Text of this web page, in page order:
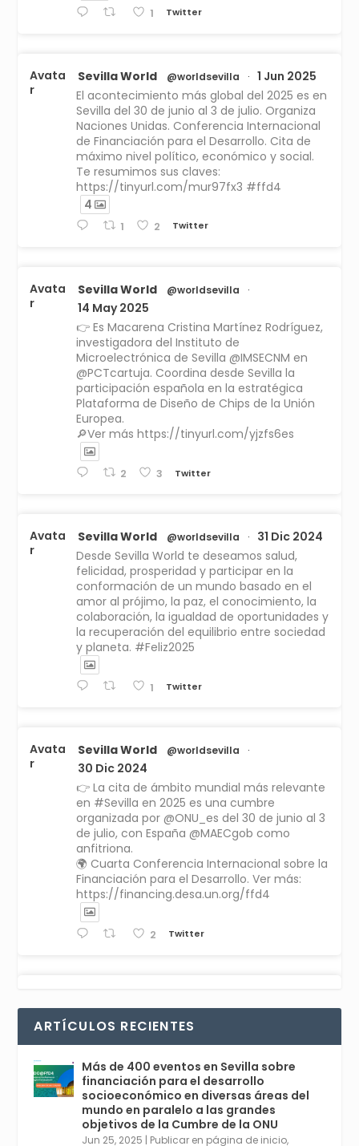
1 Twitter
Avata
r
Sevilla World @worldsevilla ·
1 Jun 2025
El acontecimiento más global del 2025 es en
Sevilla del 30 de junio al 3 de julio. Organiza
Naciones Unidas. Conferencia Internacional
de Financiación para el Desarrollo. Cita de
máximo nivel político, económico y social.
Te resumimos sus claves:
https://tinyurl.com/mur97fx3 #ffd4
4
1 2 Twitter
Avata
r
Sevilla World @worldsevilla ·
14 May 2025
👉 Es Macarena Cristina Martínez Rodríguez,
investigadora del Instituto de
Microelectrónica de Sevilla @IMSECNM en
@PCTcartuja. Coordina desde Sevilla la
participación española en la estratégica
Plataforma de Diseño de Chips de la Unión
Europea.
🔎Ver más https://tinyurl.com/yjzfs6es
2 3 Twitter
Avata
r
Sevilla World @worldsevilla ·
31 Dic 2024
Desde Sevilla World te deseamos salud,
felicidad, prosperidad y participar en la
conformación de un mundo basado en el
amor al prójimo, la paz, el conocimiento, la
colaboración, la igualdad de oportunidades y
la recuperación del equilibrio entre sociedad
y planeta. #Feliz2025
1 Twitter
Avata
r
Sevilla World @worldsevilla ·
30 Dic 2024
👉 La cita de ámbito mundial más relevante
en #Sevilla en 2025 es una cumbre
organizada por @ONU_es del 30 de junio al 3
de julio, con España @MAECgob como
anfitriona.
🌍 Cuarta Conferencia Internacional sobre la
Financiación para el Desarrollo. Ver más:
https://financing.desa.un.org/ffd4
2 Twitter
r
comienza en Sevilla este lunes 2 con la
Conferencia Internacional sobre Catálisis, y
con el Congreso de Parasitología. Del día 3 al
6, Congreso de Metodología de Ciencias
Sociales y la Salud; y los días 5 y 6 Jornadas
de Economía Industrial.
4
ARTÍCULOS RECIENTES
Más de 400 eventos en Sevilla sobre
financiación para el desarrollo
socioeconómico en diversas áreas del
mundo en paralelo a las grandes
objetivos de la Cumbre de la ONU
Jun 25, 2025 | Publicar en página de inicio,